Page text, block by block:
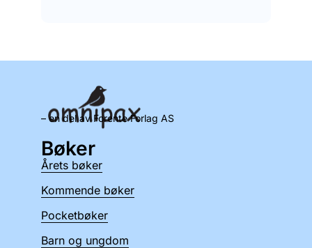
– en del av Forente Forlag AS
Bøker
Årets bøker
Kommende bøker
Pocketbøker
Barn og ungdom